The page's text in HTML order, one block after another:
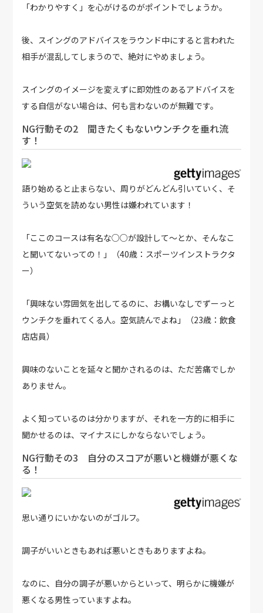
「わかりやすく」を心がけるのがポイントでしょうか。
後、スイングのアドバイスをラウンド中にすると言われた
相手が混乱してしまうので、絶対にやめましょう。
スイングのイメージを変えずに即効性のあるアドバイスを
する自信がない場合は、何も言わないのが無難です。
NG行動その2 聞きたくもないウンチクを垂れ流
す！
語り始めると止まらない、周りがどんどん引いていく、そ
ういう空気を読めない男性は嫌われています！
「ここのコースは有名な○○が設計して～とか、そんなこ
と聞いてないっての！」（40歳：スポーツインストラクタ
ー）
「興味ない雰囲気を出してるのに、お構いなしでずーっと
ウンチクを垂れてくる人。空気読んでよね」（23歳：飲食
店店員）
興味のないことを延々と聞かされるのは、ただ苦痛でしか
ありません。
よく知っているのは分かりますが、それを一方的に相手に
聞かせるのは、マイナスにしかならないでしょう。
NG行動その3 自分のスコアが悪いと機嫌が悪くな
る！
思い通りにいかないのがゴルフ。
調子がいいときもあれば悪いときもありますよね。
なのに、自分の調子が悪いからといって、明らかに機嫌が
悪くなる男性っていますよね。